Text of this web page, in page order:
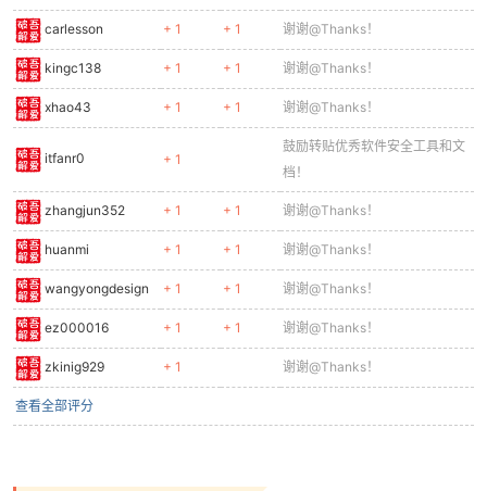
carlesson + 1 + 1 谢谢@Thanks！
kingc138 + 1 + 1 谢谢@Thanks！
xhao43 + 1 + 1 谢谢@Thanks！
itfanr0 + 1
鼓励转贴优秀软件安全工具和文
档！
zhangjun352 + 1 + 1 谢谢@Thanks！
huanmi + 1 + 1 谢谢@Thanks！
wangyongdesign + 1 + 1 谢谢@Thanks！
ez000016 + 1 + 1 谢谢@Thanks！
zkinig929 + 1 谢谢@Thanks！
查看全部评分